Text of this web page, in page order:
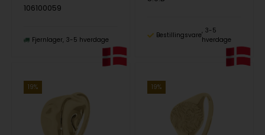
106100059
Fjernlager 3-5 hverdage
Bestillingsvare
3-5
hverdage
19% 19%